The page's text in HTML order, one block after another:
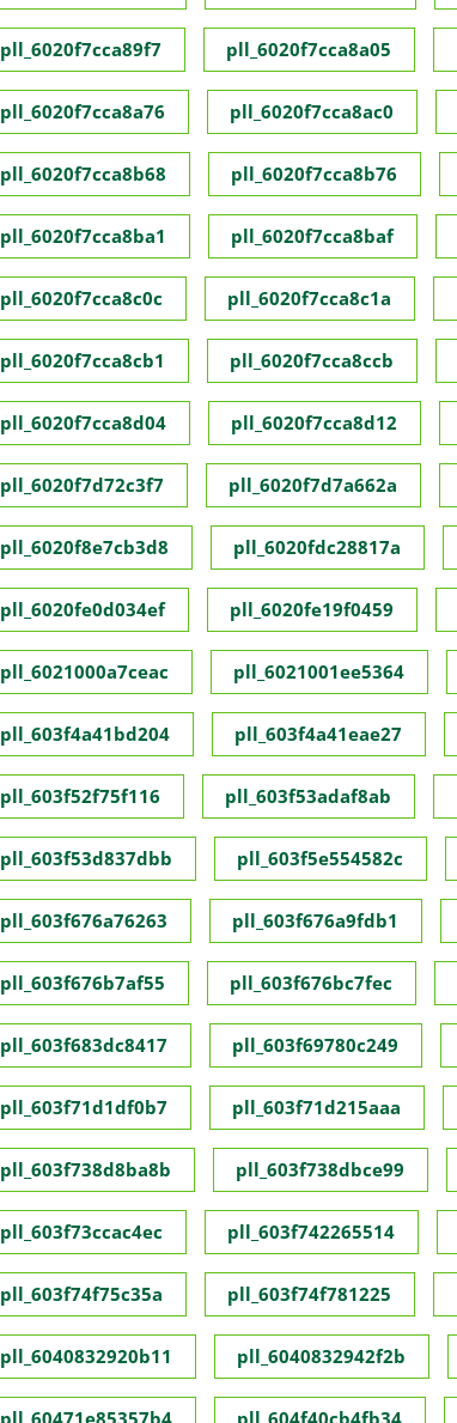
pll_6020f7cca89f7 pll_6020f7cca8a05
pll_6020f7cca8a76 pll_6020f7cca8ac0
pll_6020f7cca8b68 pll_6020f7cca8b76
pll_6020f7cca8ba1 pll_6020f7cca8baf
pll_6020f7cca8c0c pll_6020f7cca8c1a
pll_6020f7cca8cb1 pll_6020f7cca8ccb
pll_6020f7cca8d04 pll_6020f7cca8d12
pll_6020f7d72c3f7 pll_6020f7d7a662a
pll_6020f8e7cb3d8 pll_6020fdc28817a
pll_6020fe0d034ef pll_6020fe19f0459
pll_6021000a7ceac pll_6021001ee5364
pll_603f4a41bd204 pll_603f4a41eae27
pll_603f52f75f116 pll_603f53adaf8ab
pll_603f53d837dbb pll_603f5e554582c
pll_603f676a76263 pll_603f676a9fdb1
pll_603f676b7af55 pll_603f676bc7fec
pll_603f683dc8417 pll_603f69780c249
pll_603f71d1df0b7 pll_603f71d215aaa
pll_603f738d8ba8b pll_603f738dbce99
pll_603f73ccac4ec pll_603f742265514
pll_603f74f75c35a pll_603f74f781225
pll_6040832920b11 pll_6040832942f2b
pll_60471e85357b4 pll_604f40cb4fb34